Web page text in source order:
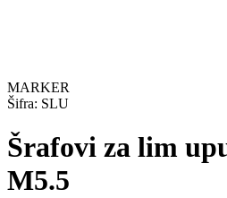
MARKER
Šifra: SLU
Šrafovi za lim
M5.5